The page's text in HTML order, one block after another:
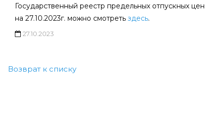
Государственный реестр предельных отпускных цен
на 27.10.2023г. можно смотреть здесь.
27.10.2023
Возврат к списку